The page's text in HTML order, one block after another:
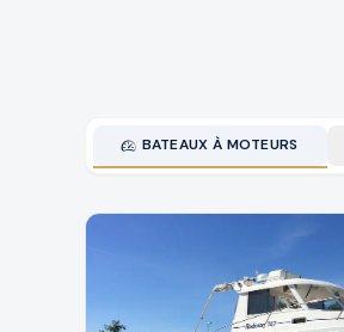
BATEAUX À MOTEURS